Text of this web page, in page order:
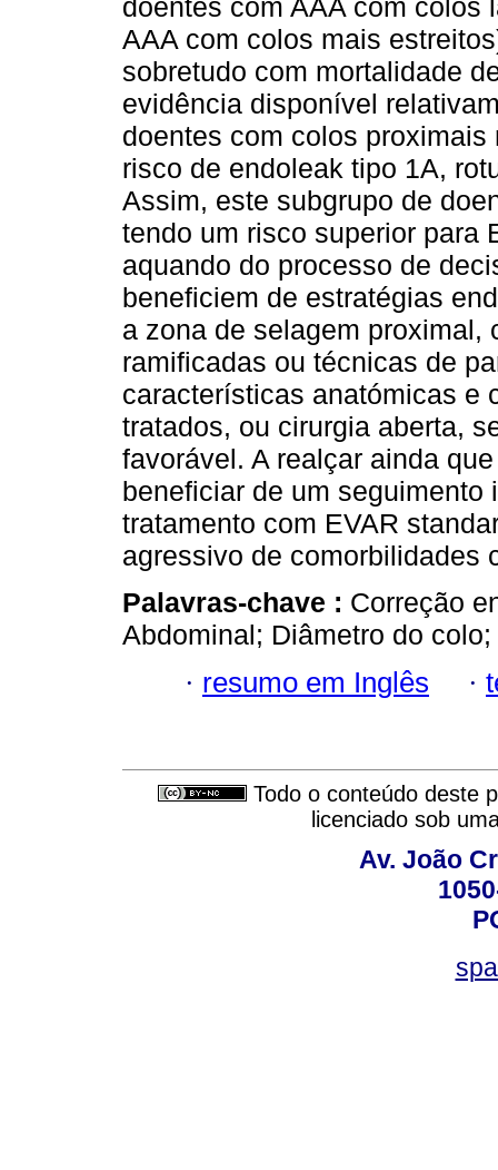
doentes com AAA com colos
AAA com colos mais
sobretudo com mortalidade
evidência disponível
doentes com colos
risco de endoleak tipo 1A,
Assim, este subgrupo de
tendo um risco superior para
aquando do processo de
beneficiem de estratégias
a zona de selagem proximal,
ramificadas ou técnicas de
características anatómicas e
tratados, ou cirurgia aberta,
favorável. A realçar ainda
beneficiar de um
tratamento com EVAR
agressivo de comorbilidades
Palavras-chave : Correção
Abdominal; Diâmetro do
· resumo em Inglês ·
Todo o conteúdo deste
licenciado sob
Av. João